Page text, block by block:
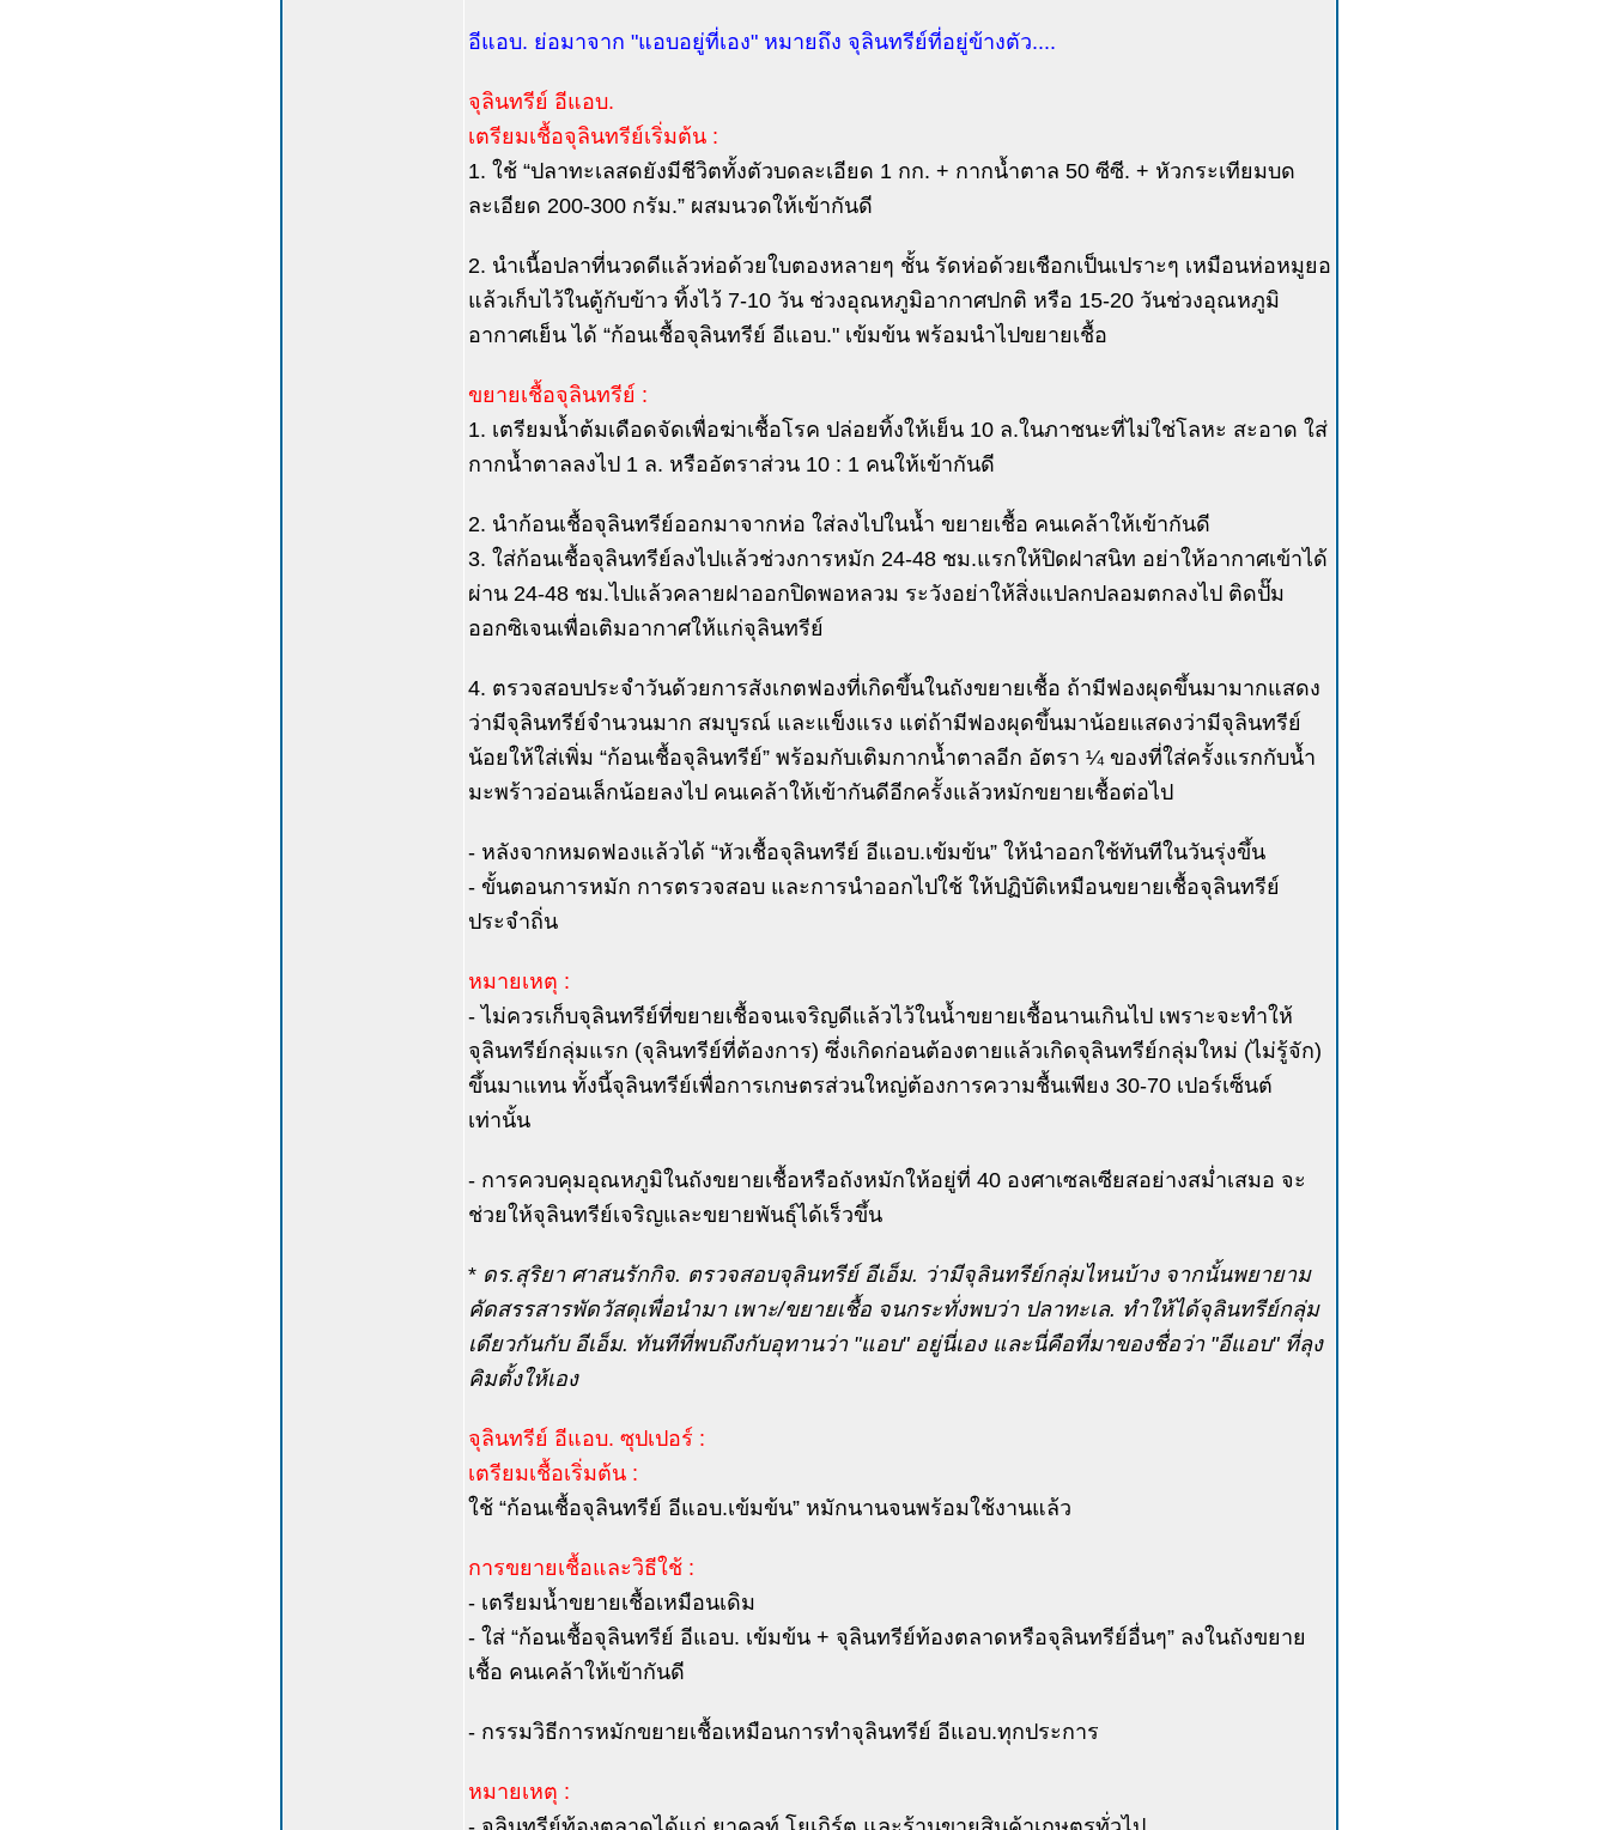
อีแอบ. ย่อมาจาก "แอบอยู่ที่เอง" หมายถึง จุลินทรีย์ที่อยู่ข้างตัว....
จุลินทรีย์ อีแอบ.
เตรียมเชื้อจุลินทรีย์เริ่มต้น :
1. ใช้ “ปลาทะเลสดยังมีชีวิตทั้งตัวบดละเอียด 1 กก. + กากน้ำตาล 50 ซีซี. + หัวกระเทียมบด
ละเอียด 200-300 กรัม.” ผสมนวดให้เข้ากันดี
2. นำเนื้อปลาที่นวดดีแล้วห่อด้วยใบตองหลายๆ ชั้น รัดห่อด้วยเชือกเป็นเปราะๆ เหมือนห่อหมูยอ
แล้วเก็บไว้ในตู้กับข้าว ทิ้งไว้ 7-10 วัน ช่วงอุณหภูมิอากาศปกติ หรือ 15-20 วันช่วงอุณหภูมิ
อากาศเย็น ได้ “ก้อนเชื้อจุลินทรีย์ อีแอบ." เข้มข้น พร้อมนำไปขยายเชื้อ
ขยายเชื้อจุลินทรีย์ :
1. เตรียมน้ำต้มเดือดจัดเพื่อฆ่าเชื้อโรค ปล่อยทิ้งให้เย็น 10 ล.ในภาชนะที่ไม่ใช่โลหะ สะอาด ใส่
กากน้ำตาลลงไป 1 ล. หรืออัตราส่วน 10 : 1 คนให้เข้ากันดี
2. นำก้อนเชื้อจุลินทรีย์ออกมาจากห่อ ใส่ลงไปในน้ำ ขยายเชื้อ คนเคล้าให้เข้ากันดี
3. ใส่ก้อนเชื้อจุลินทรีย์ลงไปแล้วช่วงการหมัก 24-48 ชม.แรกให้ปิดฝาสนิท อย่าให้อากาศเข้าได้
ผ่าน 24-48 ชม.ไปแล้วคลายฝาออกปิดพอหลวม ระวังอย่าให้สิ่งแปลกปลอมตกลงไป ติดปั๊ม
ออกซิเจนเพื่อเติมอากาศให้แก่จุลินทรีย์
4. ตรวจสอบประจำวันด้วยการสังเกตฟองที่เกิดขึ้นในถังขยายเชื้อ ถ้ามีฟองผุดขึ้นมามากแสดง
ว่ามีจุลินทรีย์จำนวนมาก สมบูรณ์ และแข็งแรง แต่ถ้ามีฟองผุดขึ้นมาน้อยแสดงว่ามีจุลินทรีย์
น้อยให้ใส่เพิ่ม “ก้อนเชื้อจุลินทรีย์” พร้อมกับเติมกากน้ำตาลอีก อัตรา ¼ ของที่ใส่ครั้งแรกกับน้ำ
มะพร้าวอ่อนเล็กน้อยลงไป คนเคล้าให้เข้ากันดีอีกครั้งแล้วหมักขยายเชื้อต่อไป
- หลังจากหมดฟองแล้วได้ “หัวเชื้อจุลินทรีย์ อีแอบ.เข้มข้น” ให้นำออกใช้ทันทีในวันรุ่งขึ้น
- ขั้นตอนการหมัก การตรวจสอบ และการนำออกไปใช้ ให้ปฏิบัติเหมือนขยายเชื้อจุลินทรีย์
ประจำถิ่น
หมายเหตุ :
- ไม่ควรเก็บจุลินทรีย์ที่ขยายเชื้อจนเจริญดีแล้วไว้ในน้ำขยายเชื้อนานเกินไป เพราะจะทำให้
จุลินทรีย์กลุ่มแรก (จุลินทรีย์ที่ต้องการ) ซึ่งเกิดก่อนต้องตายแล้วเกิดจุลินทรีย์กลุ่มใหม่ (ไม่รู้จัก)
ขึ้นมาแทน ทั้งนี้จุลินทรีย์เพื่อการเกษตรส่วนใหญ่ต้องการความชื้นเพียง 30-70 เปอร์เซ็นต์
เท่านั้น
- การควบคุมอุณหภูมิในถังขยายเชื้อหรือถังหมักให้อยู่ที่ 40 องศาเซลเซียสอย่างสม่ำเสมอ จะ
ช่วยให้จุลินทรีย์เจริญและขยายพันธุ์ได้เร็วขึ้น
* ดร.สุริยา ศาสนรักกิจ. ตรวจสอบจุลินทรีย์ อีเอ็ม. ว่ามีจุลินทรีย์กลุ่มไหนบ้าง จากนั้นพยายาม
คัดสรรสารพัดวัสดุเพื่อนำมา เพาะ/ขยายเชื้อ จนกระทั่งพบว่า ปลาทะเล. ทำให้ได้จุลินทรีย์กลุ่ม
เดียวกันกับ อีเอ็ม. ทันทีที่พบถึงกับอุทานว่า "แอบ" อยู่นี่เอง และนี่คือที่มาของชื่อว่า "อีแอบ" ที่ลุง
คิมตั้งให้เอง
จุลินทรีย์ อีแอบ. ซุปเปอร์ :
เตรียมเชื้อเริ่มต้น :
ใช้ “ก้อนเชื้อจุลินทรีย์ อีแอบ.เข้มข้น” หมักนานจนพร้อมใช้งานแล้ว
การขยายเชื้อและวิธีใช้ :
- เตรียมน้ำขยายเชื้อเหมือนเดิม
- ใส่ “ก้อนเชื้อจุลินทรีย์ อีแอบ. เข้มข้น + จุลินทรีย์ท้องตลาดหรือจุลินทรีย์อื่นๆ” ลงในถังขยาย
เชื้อ คนเคล้าให้เข้ากันดี
- กรรมวิธีการหมักขยายเชื้อเหมือนการทำจุลินทรีย์ อีแอบ.ทุกประการ
หมายเหตุ :